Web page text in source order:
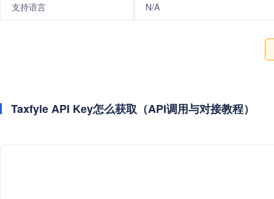
支持语言 N/A
Taxfyle API Key怎么获取（API调用与对接教程）